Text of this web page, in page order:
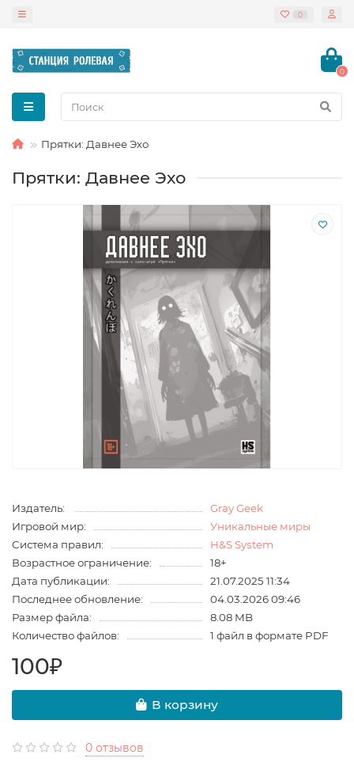
0
0
Прятки: Давнее Эхо
Прятки: Давнее Эхо
Издатель:
Gray Geek
Игровой мир:
Уникальные миры
Система правил:
H&S System
Возрастное ограничение:
18+
Дата публикации:
21.07.2025 11:34
Последнее обновление:
04.03.2026 09:46
Размер файла:
8.08 MB
Количество файлов:
1 файл в формате PDF
100₽
В корзину
0 отзывов